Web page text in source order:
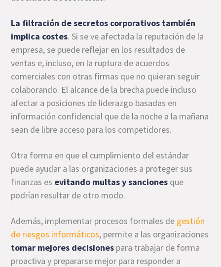
La filtración de secretos corporativos también
implica costes. Si se ve afectada la reputación de la
empresa, se puede reflejar en los resultados de
ventas e, incluso, en la ruptura de acuerdos
comerciales con otras firmas que no quieran seguir
colaborando. El alcance de la brecha puede incluso
afectar a posiciones de liderazgo basadas en
información confidencial que de la noche a la mañana
sean de libre acceso para los competidores.
Otra forma en que el cumplimiento del estándar
puede ayudar a las organizaciones a proteger sus
finanzas es evitando multas y sanciones que
podrían resultar de otro modo.
Además, implementar procesos formales de gestión
de riesgos informáticos, permite a las organizaciones
tomar mejores decisiones para trabajar de forma
proactiva y prepararse mejor para responder a